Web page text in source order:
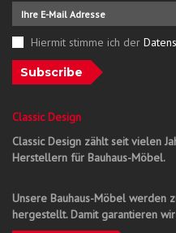
Hiermit stimme ich der
Subscribe
Classic Design
Classic Design zählt seit vielen
Herstellern für Bauhaus-Möbel.
Unsere Bauhaus-Möbel werden
hergestellt. Damit garantieren